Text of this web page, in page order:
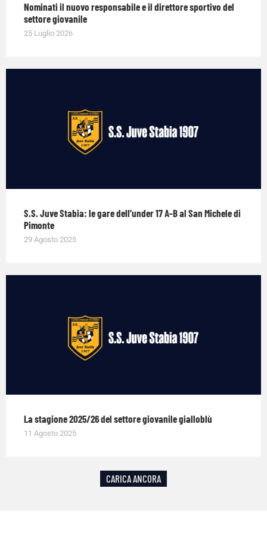
Nominati il nuovo responsabile e il direttore sportivo del
settore giovanile
25 Luglio 2026
S.S. Juve Stabia: le gare dell’under 17 A-B al San Michele di
Pimonte
29 Agosto 2025
La stagione 2025/26 del settore giovanile gialloblù
11 Agosto 2025
CARICA ANCORA